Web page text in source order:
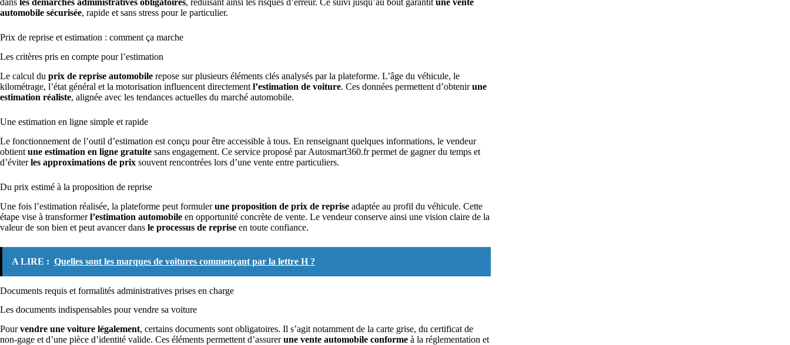
dans les démarches administratives obligatoires, réduisant ainsi les risques d’erreur. Ce suivi jusqu’au bout garantit une vente
automobile sécurisée, rapide et sans stress pour le particulier.
Prix de reprise et estimation : comment ça marche
Les critères pris en compte pour l’estimation
Le calcul du prix de reprise automobile repose sur plusieurs éléments clés analysés par la plateforme. L’âge du véhicule, le
kilométrage, l’état général et la motorisation influencent directement l’estimation de voiture. Ces données permettent d’obtenirune
estimation réaliste, alignée avec les tendances actuelles du marché automobile.
Une estimation en ligne simple et rapide
Le fonctionnement de l’outil d’estimation est conçu pour être accessible à tous. En renseignant quelques informations, le vendeur
obtient une estimation en ligne gratuite sans engagement. Ce service proposé par Autosmart360.fr permet de gagner du temps et
d’éviterles approximations de prix souvent rencontrées lors d’une vente entre particuliers.
Du prix estimé à la proposition de reprise
Une fois l’estimation réalisée, la plateforme peut formulerune proposition de prix de reprise adaptée au profil du véhicule. Cette
étape vise à transformerl’estimation automobile en opportunité concrète de vente. Le vendeur conserve ainsi une vision claire de la
valeur de son bien et peut avancer dans le processus de reprise en toute confiance.
A LIRE : Quelles sont les marques de voitures commençant par la lettre H ?
Documents requis et formalités administratives prises en charge
Les documents indispensables pour vendre sa voiture
Pourvendre une voiture légalement, certains documents sont obligatoires. Il s’agit notamment de la carte grise, du certificat de
non-gage et d’une pièce d’identité valide. Ces éléments permettent d’assurerune vente automobile conforme à la réglementation et